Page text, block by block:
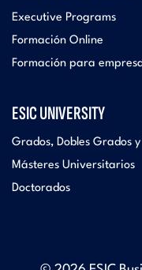
Executive Programs
Formación Online
Formación para
ESIC UNIVERSITY
Grados, Dobles Grados
Másteres Universitarios
Doctorados